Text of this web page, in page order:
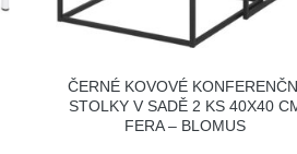
ČERNÉ KOVOVÉ
STOLKY V SADĚ 2 KS 40X40
FERA – BLOMUS